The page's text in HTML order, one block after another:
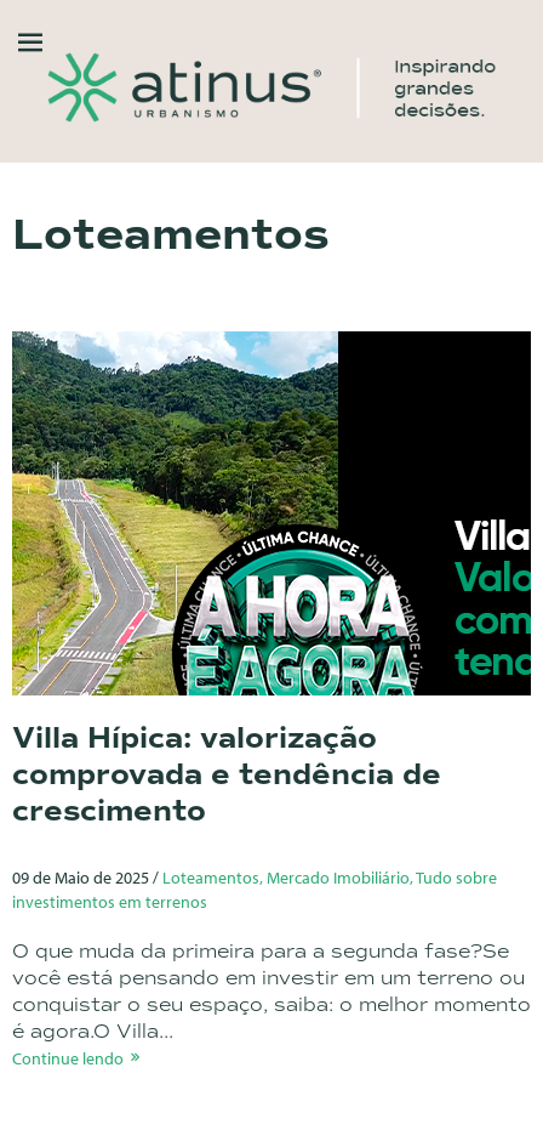
Loteamentos
Villa Hípica: valorização
comprovada e tendência de
crescimento
09 de Maio de 2025 / Loteamentos, Mercado Imobiliário, Tudo sobre
investimentos em terrenos
O que muda da primeira para a segunda fase?Se
você está pensando em investir em um terreno ou
conquistar o seu espaço, saiba: o melhor momento
é agora.O Villa...
Continue lendo